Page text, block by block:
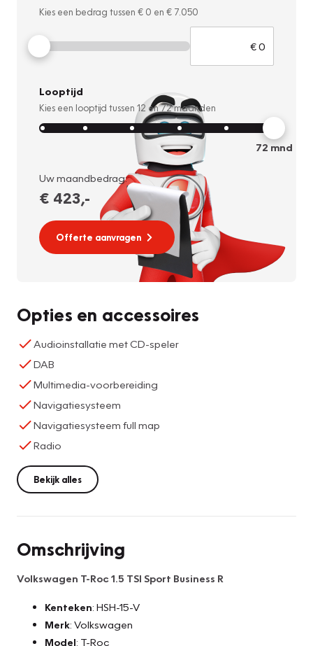
Kies een bedrag tussen € 0 en € 7.050
Looptijd
Kies een looptijd tussen 12 en72maanden
72 mnd
Uw maandbedrag:
€ 423,-
Offerte aanvragen
Opties en accessoires
Audioinstallatie met CD-speler
DAB
Multimedia-voorbereiding
Navigatiesysteem
Navigatiesysteem full map
Radio
Bekijk alles
Omschrijving
Volkswagen T-Roc 1.5 TSI Sport Business R
Kenteken: HSH-15-V
Merk: Volkswagen
Model: T-Roc